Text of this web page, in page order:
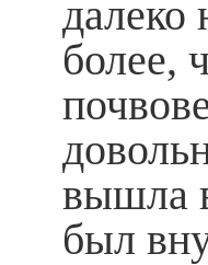
далеко
более,
вышла
был